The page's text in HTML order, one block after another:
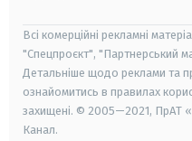
Всі комерційні рекламні
"Спецпроєкт", "Партнерський
Детальніше щодо реклами та
ознайомитись в правилах
захищені. © 2005—2021, ПрАТ
Канал.